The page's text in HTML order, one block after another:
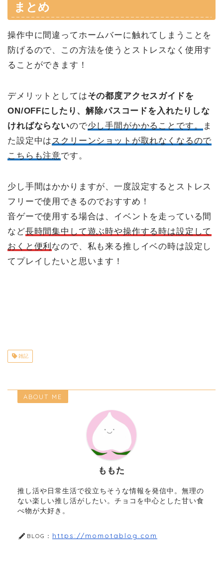
まとめ
操作中に間違ってホームバーに触れてしまうことを
防げるので、この方法を使うとストレスなく使用す
ることができます！
デメリットとしてはその都度アクセスガイドを
ON/OFFにしたり、解除パスコードを入れたりしな
ければならないので少し手間がかかること です。
ま
た設定中はスクリーンショットが取れなくなるので
こちらも注意です。
少し手間はかかりますが、一度設定するとストレス
フリーで使用できるのでおすすめ！
音ゲーで使用する場合は、 イベントを走っている間
など長時間集中して遊ぶ時や操作する時は設定して
おくと便利 なので、私も来る推しイベの時は設定し
てプレイしたいと思います！
雑記
ABOUT ME
ももた
推し活や日常生活で役立ちそうな情報を発信中。無理の
ない楽しい推し活がしたい。チョコを中心とした甘い食
べ物が大好き。
BLOG： https://momotablog.com